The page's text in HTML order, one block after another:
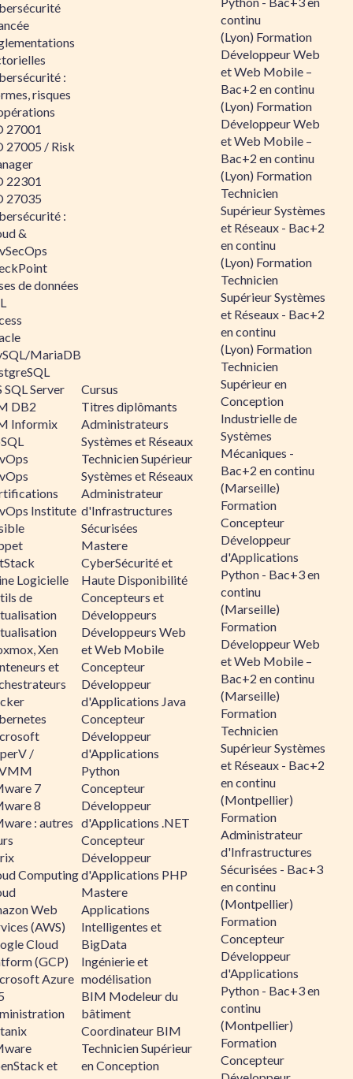
:
risques
27001
27005 / Risk
22301
27035
:
&
de données
MariaDB
SQL Server
DB2
Informix
Institute
Logicielle
de
Xen
et
/
7
8
: autres
Computing
Web
(AWS)
Cloud
(GCP)
Azure
et
Cursus
Titres diplômants
Administrateurs
Systèmes et Réseaux
Technicien Supérieur
Systèmes et Réseaux
Administrateur
d'Infrastructures
Sécurisées
Mastere
CyberSécurité et
Haute Disponibilité
Concepteurs et
Développeurs
Développeurs Web
et Web Mobile
Concepteur
Développeur
d'Applications Java
Concepteur
Développeur
d'Applications
Python
Concepteur
Développeur
d'Applications .NET
Concepteur
Développeur
d'Applications PHP
Mastere
Applications
Intelligentes et
BigData
Ingénierie et
modélisation
BIM Modeleur du
bâtiment
Coordinateur BIM
Technicien Supérieur
en Conception
continu
(Lyon) Formation
Développeur Web
et Web Mobile –
Bac+2 en continu
(Lyon) Formation
Développeur Web
et Web Mobile –
Bac+2 en continu
(Lyon) Formation
Technicien
Supérieur Systèmes
et Réseaux - Bac+2
en continu
(Lyon) Formation
Technicien
Supérieur Systèmes
et Réseaux - Bac+2
en continu
(Lyon) Formation
Technicien
Supérieur en
Conception
Industrielle de
Systèmes
Mécaniques -
Bac+2 en continu
(Marseille)
Formation
Concepteur
Développeur
d'Applications
Python - Bac+3 en
continu
(Marseille)
Formation
Développeur Web
et Web Mobile –
Bac+2 en continu
(Marseille)
Formation
Technicien
Supérieur Systèmes
et Réseaux - Bac+2
en continu
(Montpellier)
Formation
Administrateur
d'Infrastructures
Sécurisées - Bac+3
en continu
(Montpellier)
Formation
Concepteur
Développeur
d'Applications
Python - Bac+3 en
continu
(Montpellier)
Formation
Concepteur